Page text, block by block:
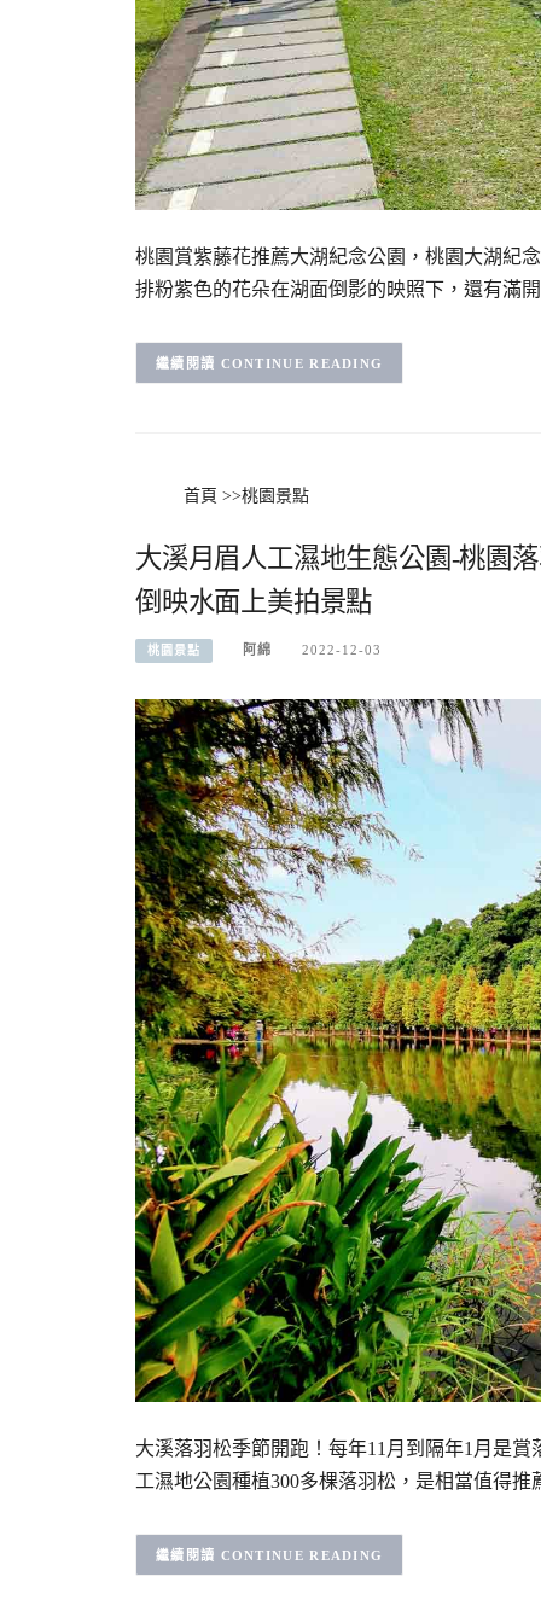
桃園賞紫藤花推薦大湖紀念公園，桃園大湖紀
排粉紫色的花朵在湖面倒影的映照下，還有滿
CONTINUE READING
首頁 >>桃園景點
大溪月眉人工濕地生態公園-桃園
倒映水面上美拍景點
桃園景點 阿綿 2022-12-03
大溪落羽松季節開跑！每年11月到隔年1月是
工濕地公園種植300多棵落羽松，是相當值得
CONTINUE READING